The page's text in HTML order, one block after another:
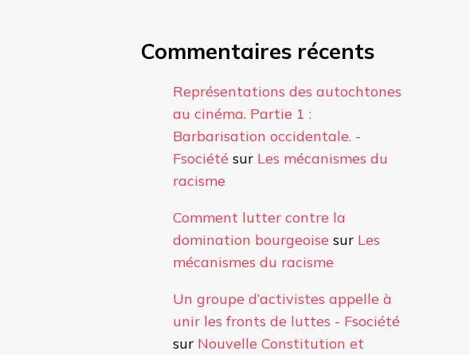
Commentaires récents
Représentations des autochtones
au cinéma. Partie 1 :
Barbarisation occidentale. -
Fsociétésur Les mécanismes du
racisme
Comment lutter contre la
domination bourgeoisesur Les
mécanismes du racisme
Un groupe d’activistes appelle à
unir les fronts de luttes - Fsociété
sur Nouvelle Constitution et